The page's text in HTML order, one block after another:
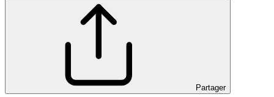
Partager